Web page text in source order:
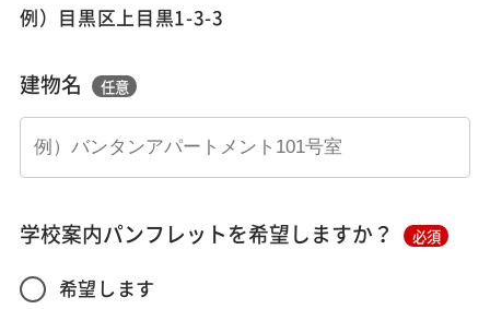
例）目黒区上目黒1-3-3
建物名 任意
学校案内パンフレットを希望しますか？ 必須
希望します